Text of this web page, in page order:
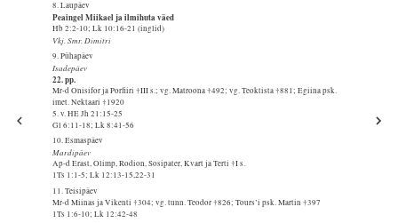
8. Laupäev
Peaingel Miikael ja ilmihuta väed
Hb 2:2-10; Lk 10:16-21 (inglid)
Vkj. Smr. Dimitri
9. Pühapäev
Isadepäev
22. pp.
Mr-d Onisifor ja Porfiiri †III s.; vg. Matroona †492; vg. Teoktista †881; Egiina psk.
imet. Nektaari †1920
5. v. HE Jh 21:15-25
Gl 6:11-18; Lk 8:41-56
10. Esmaspäev
Mardipäev
Ap-d Erast, Olimp, Rodion, Sosipater, Kvart ja Terti †I s.
1Ts 1:1-5; Lk 12:13-15,22-31
11. Teisipäev
Mr-d Miinas ja Vikenti †304; vg. tunn. Teodor †826; Tours’i psk. Martin †397
1Ts 1:6-10; Lk 12:42-48